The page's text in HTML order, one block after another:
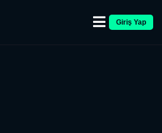
Giriş Yap